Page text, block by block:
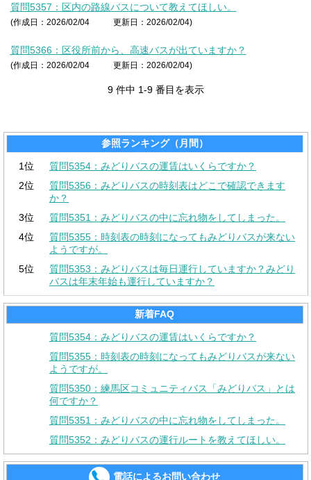
質問5357：区内の路線バスについて教えてほしい。
(作成日：2026/02/04 更新日：2026/02/04)
質問5366：区役所前から、高速バスが出ていますか？
(作成日：2026/02/04 更新日：2026/02/04)
9 件中 1-9 番目を表示
参照ランキング（月間）
1位
質問5354：みどりバスの運賃はいくらですか？
2位
質問5356：みどりバスの時刻表はどこで確認できます
か？
3位
質問5351：みどりバスの中に忘れ物をしてしまった。
4位
質問5355：時刻表の時刻になってもみどりバスが来ない
ようですが。
5位
質問5353：みどりバスは毎日運行していますか？みどり
バスは年末年始も運行していますか？
新着FAQ
質問5354：みどりバスの運賃はいくらですか？
質問5355：時刻表の時刻になってもみどりバスが来ない
ようですが。
質問5350：練馬区コミュニティバス「みどりバス」とは
何ですか？
質問5351：みどりバスの中に忘れ物をしてしまった。
質問5352：みどりバスの運行ルートを教えてほしい。
電話によるお問い合わせ